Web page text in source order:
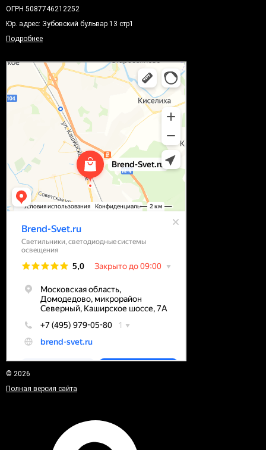
ОГРН 5087746212252
Юр. адрес: Зубовский бульвар 13 стр1
Подробнее
© 2026
Полная версия сайта